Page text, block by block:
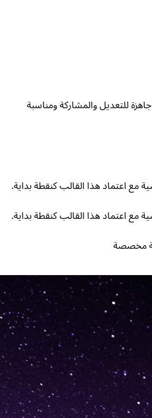
للتعديل والمشاركة ومناسبة
مع اعتماد هذا القالب كنقطة بداية.
مع اعتماد هذا القالب كنقطة بداية.
مخصصة